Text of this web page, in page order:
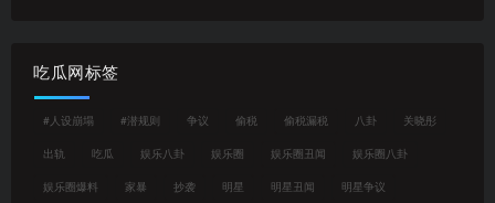
吃瓜网标签
#人设崩塌 #潜规则 争议 偷税 偷税漏税 八卦 关晓彤
出轨 吃瓜 娱乐八卦 娱乐圈 娱乐圈丑闻 娱乐圈八卦
娱乐圈爆料 家暴 抄袭 明星 明星丑闻 明星争议